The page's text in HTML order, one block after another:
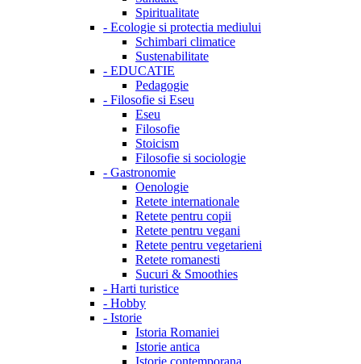
Spiritualitate
- Ecologie si protectia mediului
Schimbari climatice
Sustenabilitate
- EDUCATIE
Pedagogie
- Filosofie si Eseu
Eseu
Filosofie
Stoicism
Filosofie si sociologie
- Gastronomie
Oenologie
Retete internationale
Retete pentru copii
Retete pentru vegani
Retete pentru vegetarieni
Retete romanesti
Sucuri & Smoothies
- Harti turistice
- Hobby
- Istorie
Istoria Romaniei
Istorie antica
Istorie contemporana